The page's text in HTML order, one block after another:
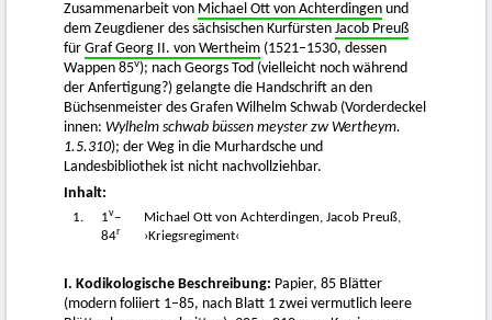
Zusammenarbeit von Michael Ott von Achterdingen und
dem Zeugdiener des sächsischen Kurfürsten Jacob Preuß
für Graf Georg II. von Wertheim (1521–1530, dessen
Wappen 85v); nach Georgs Tod (vielleicht noch während
der Anfertigung?) gelangte die Handschrift an den
Büchsenmeister des Grafen Wilhelm Schwab (Vorderdeckel
innen: Wylhelm schwab büssen meyster zw Wertheym.
1.5.310); der Weg in die Murhardsche und
Landesbibliothek ist nicht nachvollziehbar.
Inhalt:
1. 1v–
84r
Michael Ott von Achterdingen, Jacob Preuß,
›Kriegsregiment‹
I. Kodikologische Beschreibung: Papier, 85 Blätter
(modern foliiert 1–85, nach Blatt 1 zwei vermutlich leere